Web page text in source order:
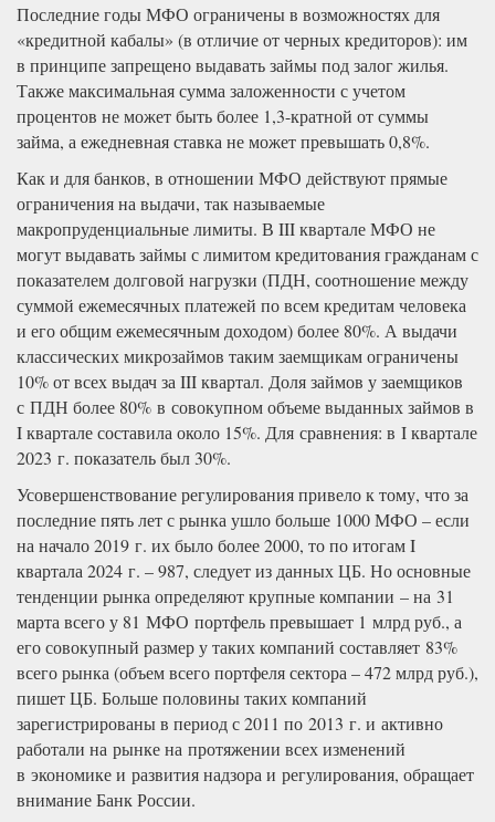
Последние годы МФО ограничены в возможностях для
«кредитной кабалы» (в отличие от черных кредиторов): им
в принципе запрещено выдавать займы под залог жилья.
Также максимальная сумма заложенности с учетом
процентов не может быть более 1,3-кратной от суммы
займа, а ежедневная ставка не может превышать 0,8%.
Как и для банков, в отношении МФО действуют прямые
ограничения на выдачи, так называемые
макропруденциальные лимиты. В III квартале МФО не
могут выдавать займы с лимитом кредитования гражданам с
показателем долговой нагрузки (ПДН, соотношение между
суммой ежемесячных платежей по всем кредитам человека
и его общим ежемесячным доходом) более 80%. А выдачи
классических микрозаймов таким заемщикам ограничены
10% от всех выдач за III квартал. Доля займов у заемщиков
с ПДН более 80% в совокупном объеме выданных займов в
I квартале составила около 15%. Для сравнения: в I квартале
2023 г. показатель был 30%.
Усовершенствование регулирования привело к тому, что за
последние пять лет с рынка ушло больше 1000 МФО – если
на начало 2019 г. их было более 2000, то по итогам I
квартала 2024 г. – 987, следует из данных ЦБ. Но основные
тенденции рынка определяют крупные компании – на 31
марта всего у 81 МФО портфель превышает 1 млрд руб., а
его совокупный размер у таких компаний составляет 83%
всего рынка (объем всего портфеля сектора – 472 млрд руб.),
пишет ЦБ. Больше половины таких компаний
зарегистрированы в период с 2011 по 2013 г. и активно
работали на рынке на протяжении всех изменений
в экономике и развития надзора и регулирования, обращает
внимание Банк России.